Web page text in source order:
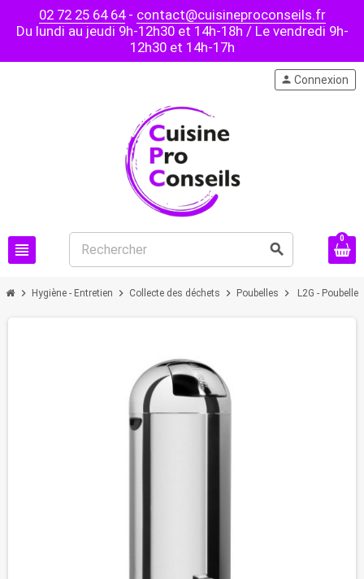
02 72 25 64 64- contact@cuisineproconseils.fr
Du lundi au jeudi 9h-12h30 et 14h-18h / Le vendredi 9h-
12h30 et 14h-17h
view_headline search
person Connexion
0
chevron_right Hygiène - Entretien chevron_right Collecte des déchets chevron_right Poubelles chevron_right L2G -